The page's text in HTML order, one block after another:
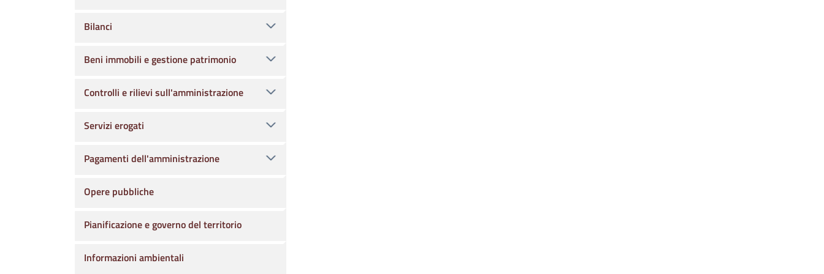
Bilanci
Beni immobili e gestione patrimonio
Controlli e rilievi sull'amministrazione
Servizi erogati
Pagamenti dell'amministrazione
Opere pubbliche
Pianificazione e governo del territorio
Informazioni ambientali